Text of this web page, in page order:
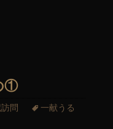
①
問
一献うる